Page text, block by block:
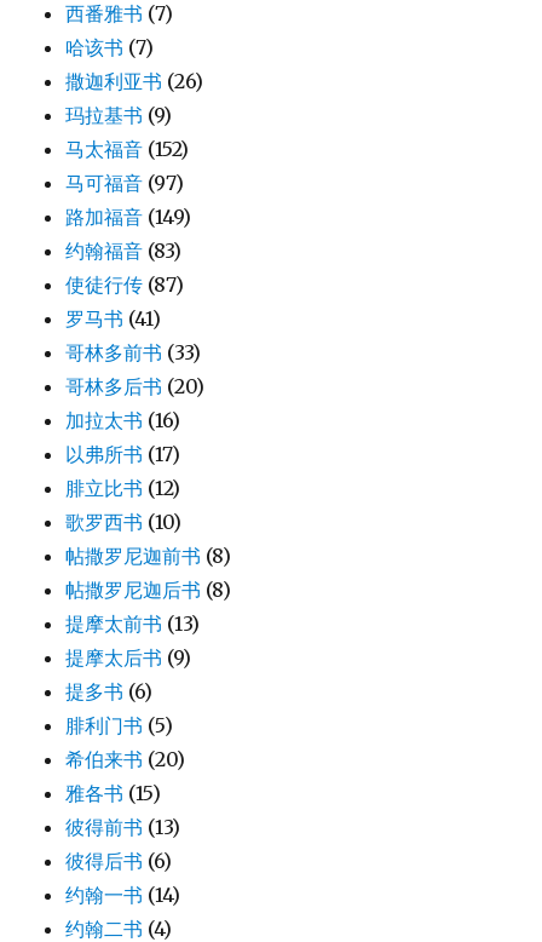
西番雅书 (7)
哈该书 (7)
撒迦利亚书 (26)
玛拉基书 (9)
马太福音 (152)
马可福音 (97)
路加福音 (149)
约翰福音 (83)
使徒行传 (87)
罗马书 (41)
哥林多前书 (33)
哥林多后书 (20)
加拉太书 (16)
以弗所书 (17)
腓立比书 (12)
歌罗西书 (10)
帖撒罗尼迦前书 (8)
帖撒罗尼迦后书 (8)
提摩太前书 (13)
提摩太后书 (9)
提多书 (6)
腓利门书 (5)
希伯来书 (20)
雅各书 (15)
彼得前书 (13)
彼得后书 (6)
约翰一书 (14)
约翰二书 (4)